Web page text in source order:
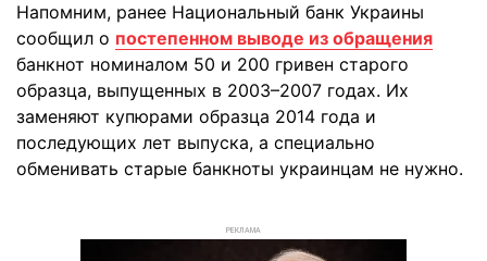
Напомним, ранее Национальный банк Украины
сообщил о постепенном выводе из обращения
банкнот номиналом 50 и 200 гривен старого
образца, выпущенных в 2003–2007 годах. Их
заменяют купюрами образца 2014 года и
последующих лет выпуска, а специально
обменивать старые банкноты украинцам не нужно.
РЕКЛАМА